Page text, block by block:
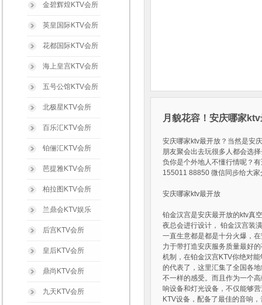
月貌花容！安庆哪家
安庆哪家ktv最开放？当然是安
朋友聚会出去玩很多人都会选
负你是个外地人不懂行情呢？
155011 88850 微信同步给大
安庆哪家ktv最开放
铂金汉宫是安庆最开放的ktv真
夜总会进行设计， 铂金汉宫装
一直生意都是都是十分火爆，
力于带打造安庆服务质量最好
机制，在铂金汉宫KTV你绝对
的代表了，这里汇集了全国各
不一样的感受。而且作为一个
响设备和灯光设备，不仅能够
KTV设备，配备了最佳的音响
金碧辉煌KTV会所
英皇国际KTV会所
花都国际KTV会所
海上皇宫KTV会所
五号公馆KTV会所
北极星KTV会所
百乐汇KTV会所
铂俪汇KTV会所
芭提雅KTV会所
柏拉图KTV会所
兰鼎会KTV娱乐
后宫KTV会所
皇后KTV会所
鼎尚KTV会所
九天KTV会所